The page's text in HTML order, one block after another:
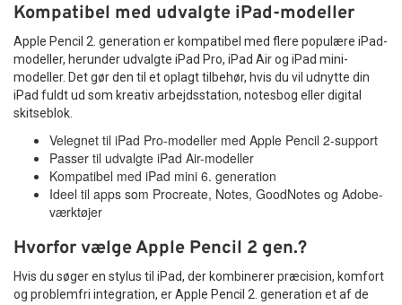
Kompatibel med udvalgte iPad-modeller
Apple Pencil 2. generation er kompatibel med flere populære iPad-
modeller, herunder udvalgte iPad Pro, iPad Air og iPad mini-
modeller. Det gør den til et oplagt tilbehør, hvis du vil udnytte din
iPad fuldt ud som kreativ arbejdsstation, notesbog eller digital
skitseblok.
Velegnet til iPad Pro-modeller med Apple Pencil 2-support
Passer til udvalgte iPad Air-modeller
Kompatibel med iPad mini 6. generation
Ideel til apps som Procreate, Notes, GoodNotes og Adobe-
værktøjer
Hvorfor vælge Apple Pencil 2 gen.?
Hvis du søger en stylus til iPad, der kombinerer præcision, komfort
og problemfri integration, er Apple Pencil 2. generation et af de